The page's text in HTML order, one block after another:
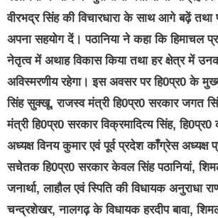
वीरभद्र सिंह की विचारधारा के साथ आगे बढ़ें
अपना सहयोग दें। पठानिया ने कहा कि हिमाचल
नेतृत्व में अथाह विकास किया तथा हर क्षेत्र में
अविस्मरणीय रहेगा। इस अवसर पर हि0प्र0 के
सिंह सुक्खू, राजस्व मंत्री हि0प्र0 सरकार जगत
मंत्री हि0प्र0 सरकार विक्रमादित्य सिंह,
अध्यक्ष विनय कुमार एवं पूर्व प्रदेश काँग्रेस अध्यक्ष
सचेतक हि0प्र0 सरकार केवल सिंह पठानियां,
जनार्था, लाहौल एवं स्पिति की विधायक अनुराधा
चन्द्रशेखर, नालगढ़ के विधायक हरदीप बावा,